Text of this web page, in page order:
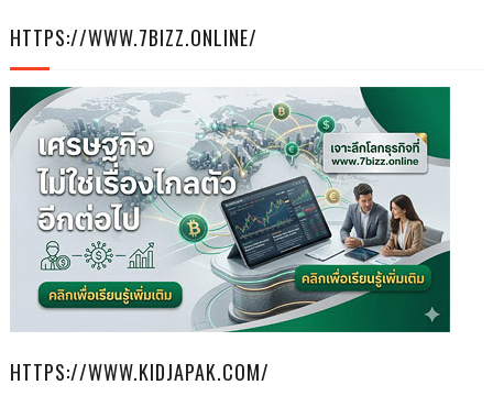
HTTPS://WWW.7BIZZ.ONLINE/
HTTPS://WWW.KIDJAPAK.COM/